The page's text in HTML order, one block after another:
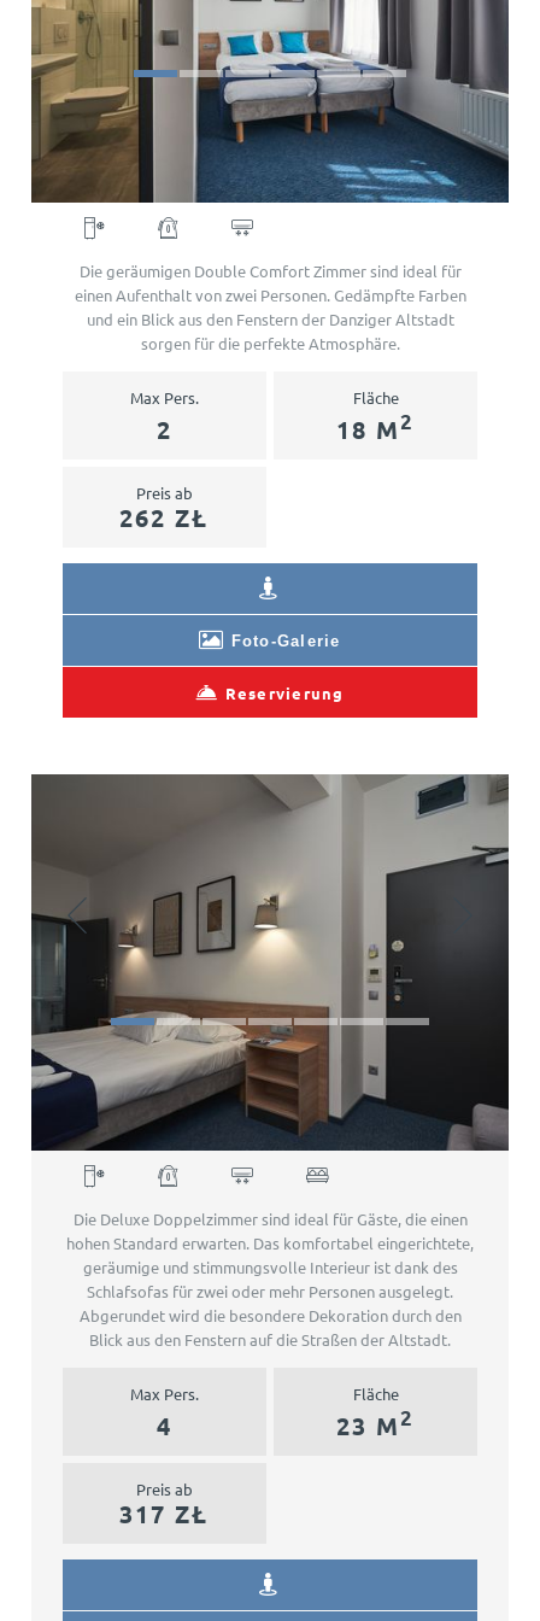
REVUE
KONTAKT
PL DE SV NO RU
RESERVIERUNG
GEBURTSTAGE
DANZIG
GALERIE
REVUE
KONTAKT
Double Room
Die geräumigen Double Comfort Zimmer sind ideal für
einen Aufenthalt von zwei Personen. Gedämpfte Farben
und ein Blick aus den Fenstern der Danziger Altstadt
sorgen für die perfekte Atmosphäre.
Max Pers.
2
Fläche
18 M2
Preis ab
262 ZŁ
Foto-Galerie
Reservierung
Double Deluxe
Die Deluxe Doppelzimmer sind ideal für Gäste, die einen
hohen Standard erwarten. Das komfortabel eingerichtete,
geräumige und stimmungsvolle Interieur ist dank des
Schlafsofas für zwei oder mehr Personen ausgelegt.
Abgerundet wird die besondere Dekoration durch den
Blick aus den Fenstern auf die Straßen der Altstadt.
Max Pers.
4
Fläche
23 M2
Preis ab
317 ZŁ